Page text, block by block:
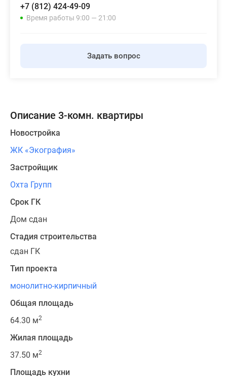
Панорамы
новостроек
Ипотечный
калькулятор
Новости
недвижимости
Новостройки
Ленинградской
ИТ-
ипотека
скидками
Новостройки
премиум-
класса
бизнес-
класса
+7 (812) 424-49-09
Время работы 9:00 — 21:00
Задать вопрос
Описание 3-комн. квартиры
Новостройка
ЖК «Экография»
Застройщик
Охта Групп
Срок ГК
Дом сдан
Стадия строительства
сдан ГК
Тип проекта
монолитно-кирпичный
Общая площадь
64.30 м2
Жилая площадь
37.50 м2
Площадь кухни